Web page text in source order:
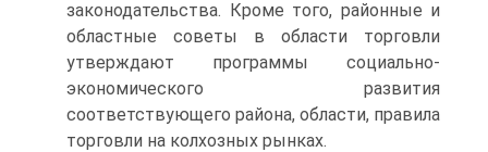
законодательства. Кроме того, районные и
областные советы в области торговли
утверждают программы социально-
экономического развития
соответствующего района, области, правила
торговли на колхозных рынках.